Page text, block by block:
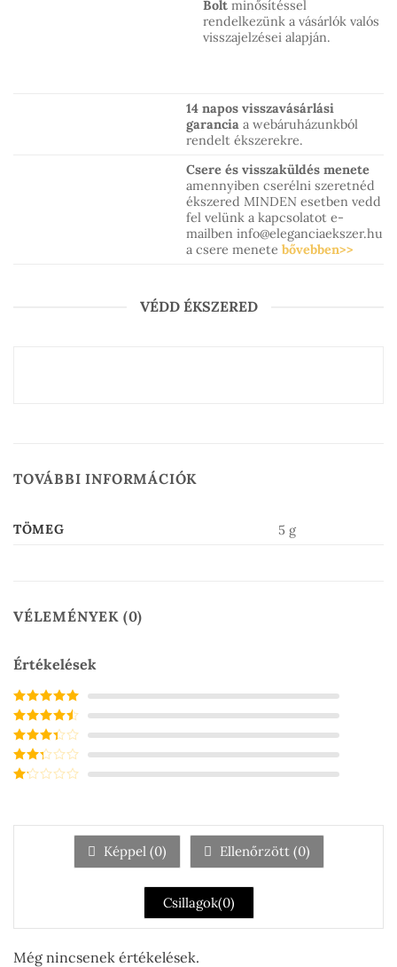
Bolt minősítéssel
rendelkezünk a vásárlók valós
visszajelzései alapján.
14 napos visszavásárlási
garanciaa webáruházunkból
rendelt ékszerekre.
Csere és visszaküldés menete
amennyiben cserélni szeretnéd
ékszered MINDEN esetben vedd
fel velünk a kapcsolatot e-
mailben info@eleganciaekszer.hu
a csere menete bővebben>>
VÉDD ÉKSZERED
TOVÁBBI INFORMÁCIÓK
TÖMEG 5 g
VÉLEMÉNYEK (0)
Értékelések
Értékelés:5/
5
Értékelés:
4/ 5
Értékelés:
3/ 5
Értékelés:
5
Képpel (0) Ellenőrzött (0)
Csillagok(0)
Még nincsenek értékelések.